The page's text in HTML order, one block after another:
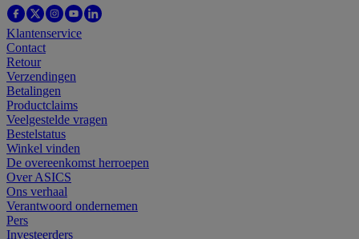
Klantenservice
Contact
Retour
Verzendingen
Betalingen
Productclaims
Veelgestelde vragen
Bestelstatus
Winkel vinden
De overeenkomst herroepen
Over ASICS
Ons verhaal
Verantwoord ondernemen
Pers
Investeerders